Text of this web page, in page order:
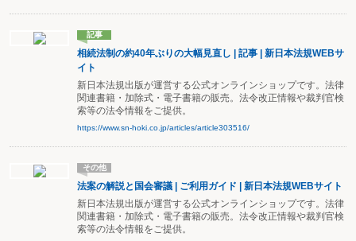
記事
相続法制の約40年ぶりの大幅見直し | 記事 | 新日本法規WEBサ
イト
新日本法規出版が運営する公式オンラインショップです。法律
関連書籍・加除式・電子書籍の販売。法令改正情報や裁判官検
索等の法令情報をご提供。
https://www.sn-hoki.co.jp/articles/article303516/
その他
法案の解説と国会審議 | ご利用ガイド | 新日本法規WEBサイト
新日本法規出版が運営する公式オンラインショップです。法律
関連書籍・加除式・電子書籍の販売。法令改正情報や裁判官検
索等の法令情報をご提供。